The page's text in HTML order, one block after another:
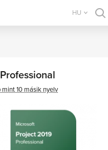
HU
mint 10 másik nyelv